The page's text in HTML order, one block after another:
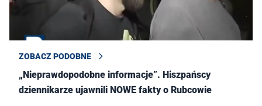
ZOBACZ PODOBNE
„Nieprawdopodobne informacje”. Hiszpańscy
dziennikarze ujawnili NOWE fakty o Rubcowie